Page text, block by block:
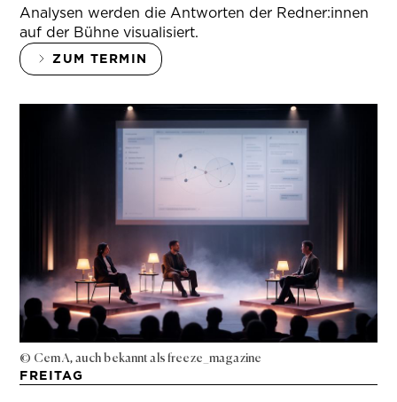
Analysen werden die Antworten der Redner:innen
auf der Bühne visualisiert.
ZUM TERMIN
© Cem A, auch bekannt als freeze_magazine
FREITAG